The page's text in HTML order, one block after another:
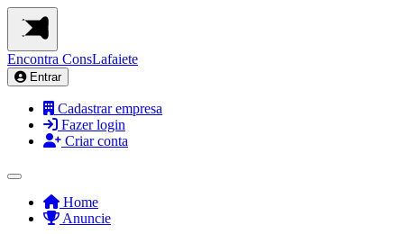
Encontra ConsLafaiete
Entrar
Cadastrar empresa
Fazer login
Criar conta
Home
Anuncie